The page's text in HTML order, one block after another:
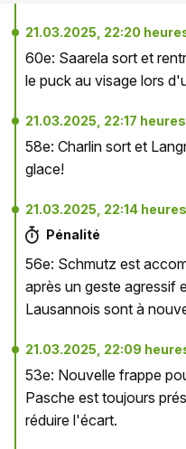
21.03.2025, 22:20
60e: Saarela sort et
le puck au visage lors
21.03.2025, 22:17 heures
58e: Charlin sort et
glace!
21.03.2025, 22:14 heures
Pénalité
56e: Schmutz est
après un geste agressif
Lausannois sont à
21.03.2025, 22:09
53e: Nouvelle frappe
Pasche est toujours
réduire l'écart.